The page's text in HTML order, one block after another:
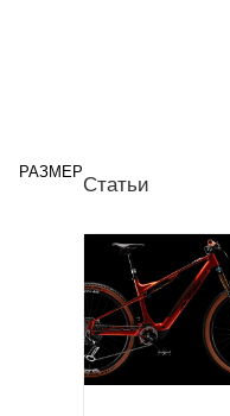
РАЗМЕР
Статьи